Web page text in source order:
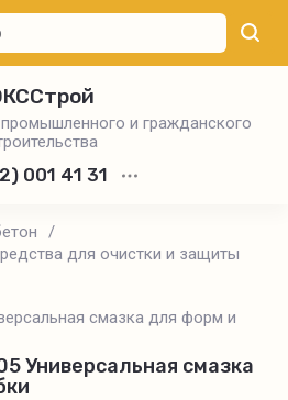
и гражданского
001 41 31
/
для очистки и защиты
смазка для форм и
Универсальная смазка